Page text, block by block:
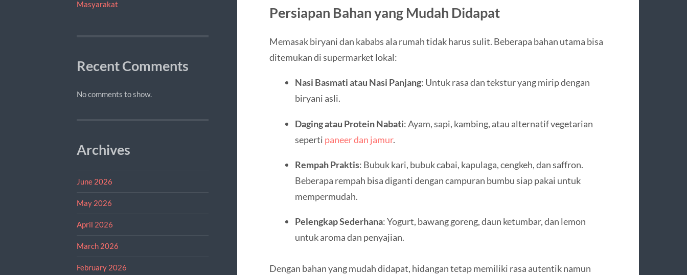
Masyarakat
Recent Comments
No comments to show.
Archives
June 2026
May 2026
April 2026
March 2026
February 2026
Persiapan Bahan yang Mudah Didapat
Memasak biryani dan kababs ala rumah tidak harus sulit. Beberapa bahan utama bisa
ditemukan di supermarket lokal:
Nasi Basmati atau Nasi Panjang: Untuk rasa dan tekstur yang mirip dengan
biryani asli.
Daging atau Protein Nabati: Ayam, sapi, kambing, atau alternatif vegetarian
seperti paneer dan jamur.
Rempah Praktis: Bubuk kari, bubuk cabai, kapulaga, cengkeh, dan saffron.
Beberapa rempah bisa diganti dengan campuran bumbu siap pakai untuk
mempermudah.
Pelengkap Sederhana: Yogurt, bawang goreng, daun ketumbar, dan lemon
untuk aroma dan penyajian.
Dengan bahan yang mudah didapat, hidangan tetap memiliki rasa autentik namun